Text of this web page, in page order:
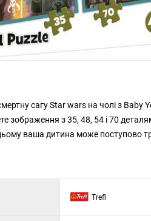
сагу Star wars на чолі з Baby
зображення з 35, 48, 54 і 70
ваша дитина може поступово
Trefl